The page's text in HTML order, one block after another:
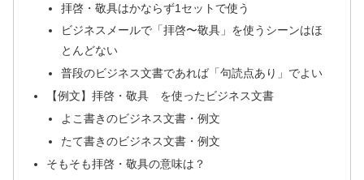
拝啓・敬具はかならず1セットで使う
ビジネスメールで「拝啓〜敬具」を使うシーンはほ
とんどない
普段のビジネス文書であれば「句読点あり」でよい
【例文】拝啓・敬具 を使ったビジネス文書
よこ書きのビジネス文書・例文
たて書きのビジネス文書・例文
そもそも拝啓・敬具の意味は？